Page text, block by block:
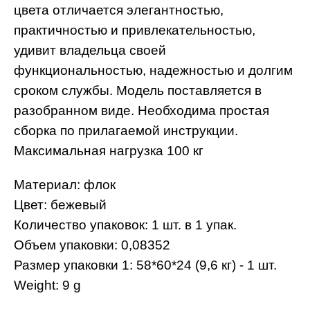
цвета отличается элегантностью,
практичностью и привлекательностью,
удивит владельца своей
функциональностью, надежностью и долгим
сроком службы. Модель поставляется в
разобранном виде. Необходима простая
сборка по прилагаемой инструкции.
Максимальная нагрузка 100 кг
Материал: флок
Цвет: бежевый
Количество упаковок: 1 шт. в 1 упак.
Объем упаковки: 0,08352
Размер упаковки 1: 58*60*24 (9,6 кг) - 1 шт.
Weight: 9 g